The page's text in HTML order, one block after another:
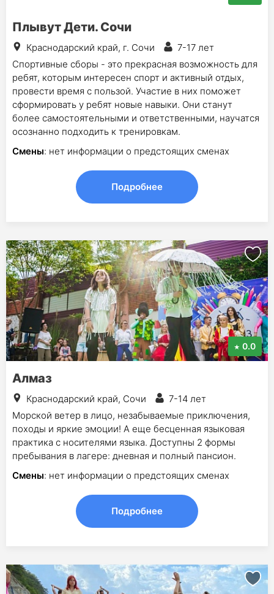
Плывут Дети. Сочи
Краснодарский край, г. Сочи
7-17 лет
Спортивные сборы - это прекрасная возможность для
ребят, которым интересен спорт и активный отдых,
провести время с пользой. Участие в них поможет
сформировать у ребят новые навыки. Они станут
более самостоятельными и ответственными, научатся
осознанно подходить к тренировкам.
Смены: нет информации о предстоящих сменах
Подробнее
0.0
Алмаз
Краснодарский край, Сочи
7-14 лет
Морской ветер в лицо, незабываемые приключения,
походы и яркие эмоции! А еще бесценная языковая
практика с носителями языка. Доступны 2 формы
пребывания в лагере: дневная и полный пансион.
Смены: нет информации о предстоящих сменах
Подробнее